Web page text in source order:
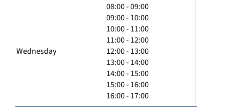
Wednesday
08:00 - 09:00
09:00 - 10:00
10:00 - 11:00
11:00 - 12:00
12:00 - 13:00
13:00 - 14:00
14:00 - 15:00
15:00 - 16:00
16:00 - 17:00